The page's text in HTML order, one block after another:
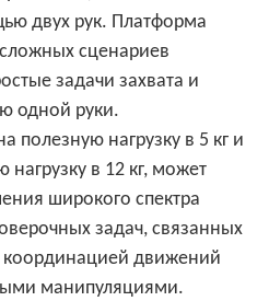
двух рук. Платформа
сценариев
задачи захвата и
одной руки.
полезную нагрузку в 5 кг и
в 12 кг, может
широкого спектра
задач, связанных
координацией движений
манипуляциями.